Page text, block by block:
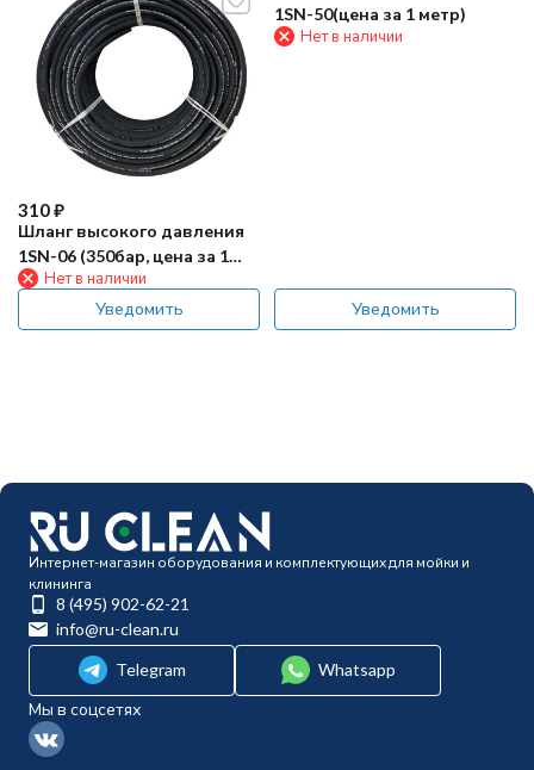
310₽
Шланг высокого давления
1SN-06 (350бар, цена за 1
метр) TOR SM
Нет в наличии
Уведомить
1SN-50(цена за 1 метр)
Нет в наличии
Уведомить
Интернет-магазин оборудования и комплектующих для мойки и
клининга
8 (495) 902-62-21
info@ru-clean.ru
Telegram
Whatsapp
Мы в соцсетях